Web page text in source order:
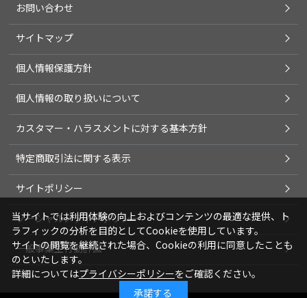
お問い合わせ
サイトマップ
個人情報保護方針
個人情報の取り扱いについて
カスタマー・ハラスメントに対する基本方針
特定商取引法に関する表示
サイトポリシー
ソーシャルメディアポリシー
一般事業主行動計画
当サイトでは利用体験の向上およびコンテンツの最適な提供、ト
ラフィックの分析を目的としてCookieを使用しています。
サイトの閲覧を継続された場合、Cookieの利用に同意したことも
のといたします。
詳細についてはプライバシーポリシーをご確認ください。
承諾する